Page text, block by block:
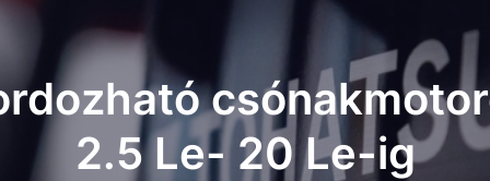
2.5 Le- 20 Le-ig